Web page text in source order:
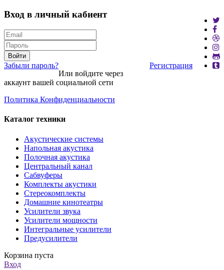
Вход в личный кабиент
Войти
Забыли пароль?
Регистрация
Или войдите через
аккаунт вашей социальной сети
Политика Конфиденциальности
Каталог техники
Акустические системы
Напольная акустика
Полочная акустика
Центральный канал
Сабвуферы
Комплекты акустики
Стереокомплекты
Домашние кинотеатры
Усилители звука
Усилители мощности
Интегральные усилители
Предусилители
Корзина пуста
Вход